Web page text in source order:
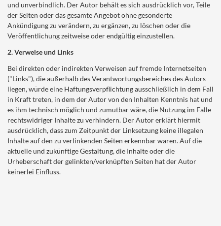
und unverbindlich. Der Autor behält es sich ausdrücklich vor, Teile
der Seiten oder das gesamte Angebot ohne gesonderte
Ankündigung zu verändern, zu ergänzen, zu löschen oder die
Veröffentlichung zeitweise oder endgültig einzustellen.
2. Verweise und Links
Bei direkten oder indirekten Verweisen auf fremde Internetseiten
("Links"), die außerhalb des Verantwortungsbereiches des Autors
liegen, würde eine Haftungsverpflichtung ausschließlich in dem Fall
in Kraft treten, in dem der Autor von den Inhalten Kenntnis hat und
es ihm technisch möglich und zumutbar wäre, die Nutzung im Falle
rechtswidriger Inhalte zu verhindern. Der Autor erklärt hiermit
ausdrücklich, dass zum Zeitpunkt der Linksetzung keine illegalen
Inhalte auf den zu verlinkenden Seiten erkennbar waren. Auf die
aktuelle und zukünftige Gestaltung, die Inhalte oder die
Urheberschaft der gelinkten/verknüpften Seiten hat der Autor
keinerlei Einfluss.